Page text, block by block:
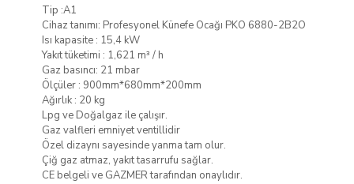
Tip :A1
Cihaz tanımı: Profesyonel Künefe Ocağı PKO 6880-2B2O
Isı kapasite : 15,4 kW
Yakıt tüketimi : 1,621 m³ / h
Gaz basıncı: 21 mbar
Ölçüler : 900mm*680mm*200mm
Ağırlık : 20 kg
Lpg ve Doğalgaz ile çalışır.
Gaz valfleri emniyet ventillidir
Özel dizaynı sayesinde yanma tam olur.
Çiğ gaz atmaz, yakıt tasarrufu sağlar.
CE belgeli ve GAZMER tarafından onaylıdır.